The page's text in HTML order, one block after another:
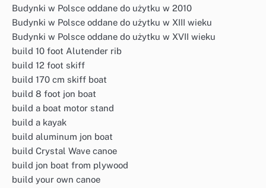
Budynki w Polsce oddane do użytku w 2010
Budynki w Polsce oddane do użytku w XIII wieku
Budynki w Polsce oddane do użytku w XVII wieku
build 10 foot Alutender rib
build 12 foot skiff
build 170 cm skiff boat
build 8 foot jon boat
build a boat motor stand
build a kayak
build aluminum jon boat
build Crystal Wave canoe
build jon boat from plywood
build your own canoe